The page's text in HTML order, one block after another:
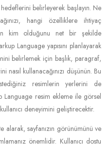
belirleyerek başlayın. Ne
hangi özelliklere ihtiyaç
kim olduğunu net bir şekilde
Language yapısını planlayarak
belirlemek için başlık, paragraf,
nasıl kullanacağınızı düşünün. Bu
resimlerin yerlerini de
Language resim ekleme ile görsel
deneyimini geliştirecektir.
alarak, sayfanızın görünümünü ve
önemlidir. Kullanıcı dostu